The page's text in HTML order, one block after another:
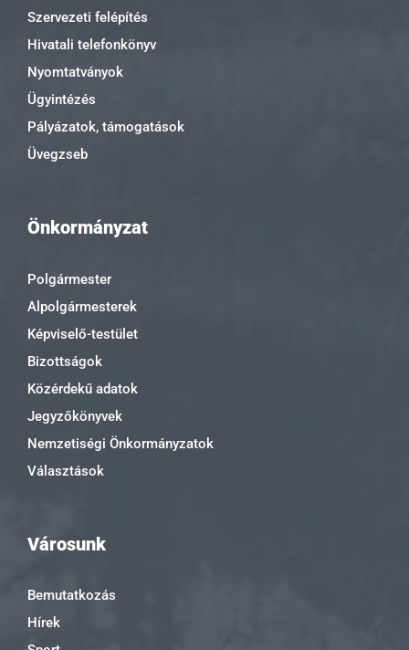
Szervezeti felépítés
Hivatali telefonkönyv
Nyomtatványok
Ügyintézés
Pályázatok, támogatások
Üvegzseb
Önkormányzat
Polgármester
Alpolgármesterek
Képviselő-testület
Bizottságok
Közérdekű adatok
Jegyzőkönyvek
Nemzetiségi Önkormányzatok
Választások
Városunk
Bemutatkozás
Hírek